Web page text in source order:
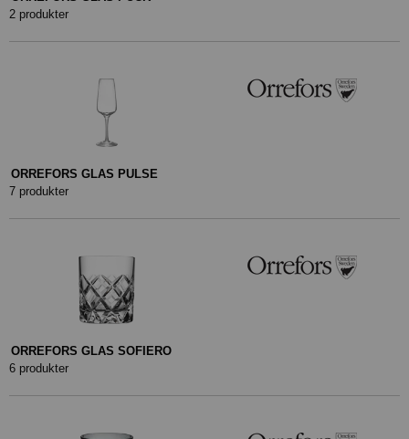
2 produkter
ORREFORS GLAS PULSE
7 produkter
ORREFORS GLAS SOFIERO
6 produkter